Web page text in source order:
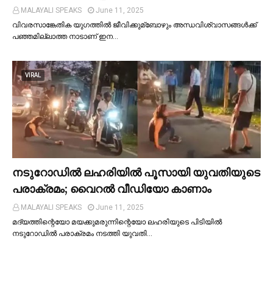
MALAYALI SPEAKS
June 11, 2025
വിവരസാങ്കേതിക യുഗത്തില്‍ ജീവിക്കുമ്ബോഴും അന്ധവിശ്വാസങ്ങള്‍ക്ക്
പഞ്ഞമില്ലാത്ത നാടാണ് ഇന…
VIRAL
നടുറോഡില്‍ ലഹരിയില്‍ പൂസായി യുവതിയുടെ
പരാക്രമം; വൈറൽ വീഡിയോ കാണാം
MALAYALI SPEAKS
June 11, 2025
മദ്യത്തിന്റെയോ മയക്കുമരുന്നിന്റെയോ ലഹരിയുടെ പിടിയില്‍
നടുറോഡില്‍ പരാക്രമം നടത്തി യുവതി…